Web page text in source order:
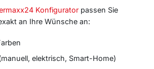
Konfigurator passen Sie
an Ihre Wünsche an:
elektrisch, Smart-Home)